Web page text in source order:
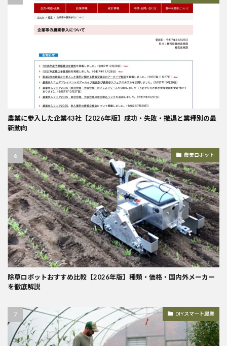
農業に参入した企業43社【2026年版】成功・失敗・撤退と業種別の最
新動向
農業ロボット
除草ロボットおすすめ比較【2026年版】種類・価格・国内外メーカー
を徹底解説
DIYスマート農業